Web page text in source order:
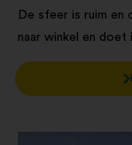
De sfeer is ruim en
naar winkel en